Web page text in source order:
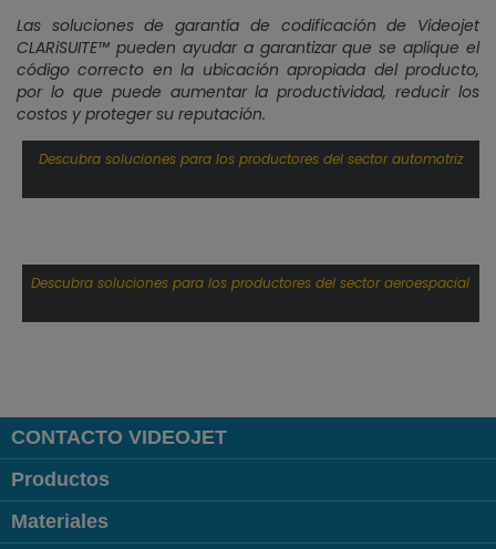
Las soluciones de garantía de codificación de Videojet
CLARiSUITE™ pueden ayudar a garantizar que se aplique el
código correcto en la ubicación apropiada del producto,
por lo que puede aumentar la productividad, reducir los
costos y proteger su reputación.
Descubra soluciones para los productores del sector automotriz
Descubra soluciones para los productores del sector aeroespacial
CONTACTO VIDEOJET
Productos
Materiales